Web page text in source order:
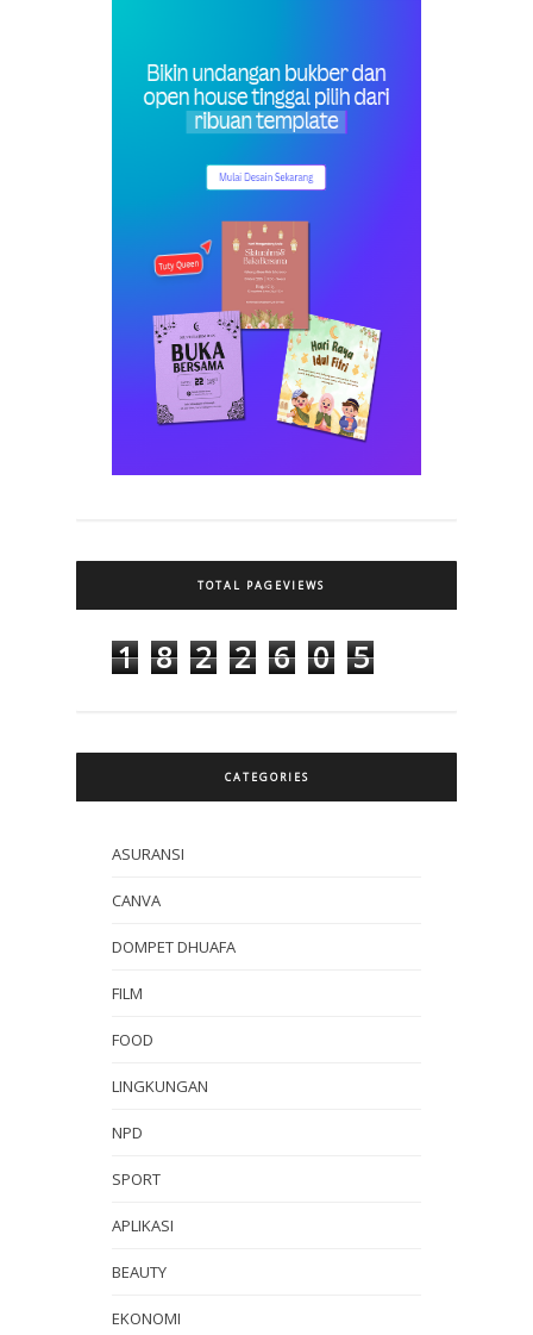
TOTAL PAGEVIEWS
1 8 2 2 6 0 5
CATEGORIES
ASURANSI
CANVA
DOMPET DHUAFA
FILM
FOOD
LINGKUNGAN
NPD
SPORT
APLIKASI
BEAUTY
EKONOMI